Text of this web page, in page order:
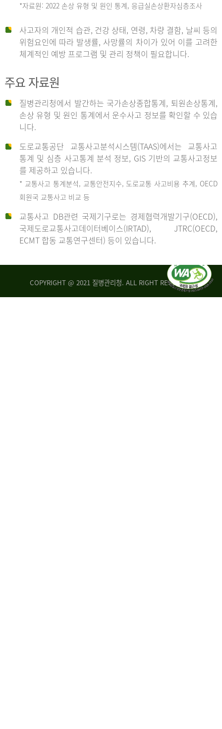
사
*자료원: 2022 손상 유형 및 원인 통계, 응급실손상환자심층조사
사고자의 개인적 습관, 건강 상태, 연령, 차량 결함, 날씨 등의
위험요인에 따라 발생률, 사망률의 차이가 있어 이를 고려한
체계적인 예방 프로그램 및 관리 정책이 필요합니다.
주요 자료원
질병관리청에서 발간하는 국가손상종합통계, 퇴원손상통계,
손상 유형 및 원인 통계에서 운수사고 정보를 확인할 수 있습
니다.
도로교통공단 교통사고분석시스템(TAAS)에서는 교통사고
통계 및 심층 사고통계 분석 정보, GIS 기반의 교통사고정보
를 제공하고 있습니다.
* 교통사고 통계분석, 교통안전지수, 도로교통 사고비용 추계, OECD
회원국 교통사고 비교 등
교통사고 DB관련 국제기구로는 경제협력개발기구(OECD),
국제도로교통사고데이터베이스(IRTAD), JTRC(OECD,
ECMT 합동 교통연구센터) 등이 있습니다.
COPYRIGHT @ 2021 질병관리청. ALL RIGHT RESERVED